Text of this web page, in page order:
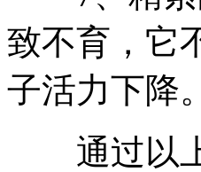
致不育，它
子活力下降。
通过以上